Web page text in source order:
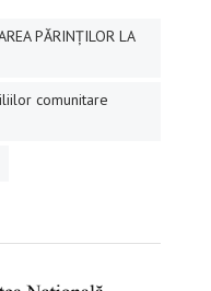
PĂRINȚILOR LA
comunitare